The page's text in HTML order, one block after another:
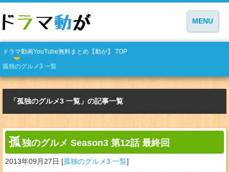
MENU
ドラマ動画YouTube無料まとめ【動が】 TOP
孤独のグルメ3 一覧
「孤独のグルメ3 一覧」の記事一覧
孤独のグルメ Season3 第12話 最終回
2013年09月27日 [孤独のグルメ3 一覧]